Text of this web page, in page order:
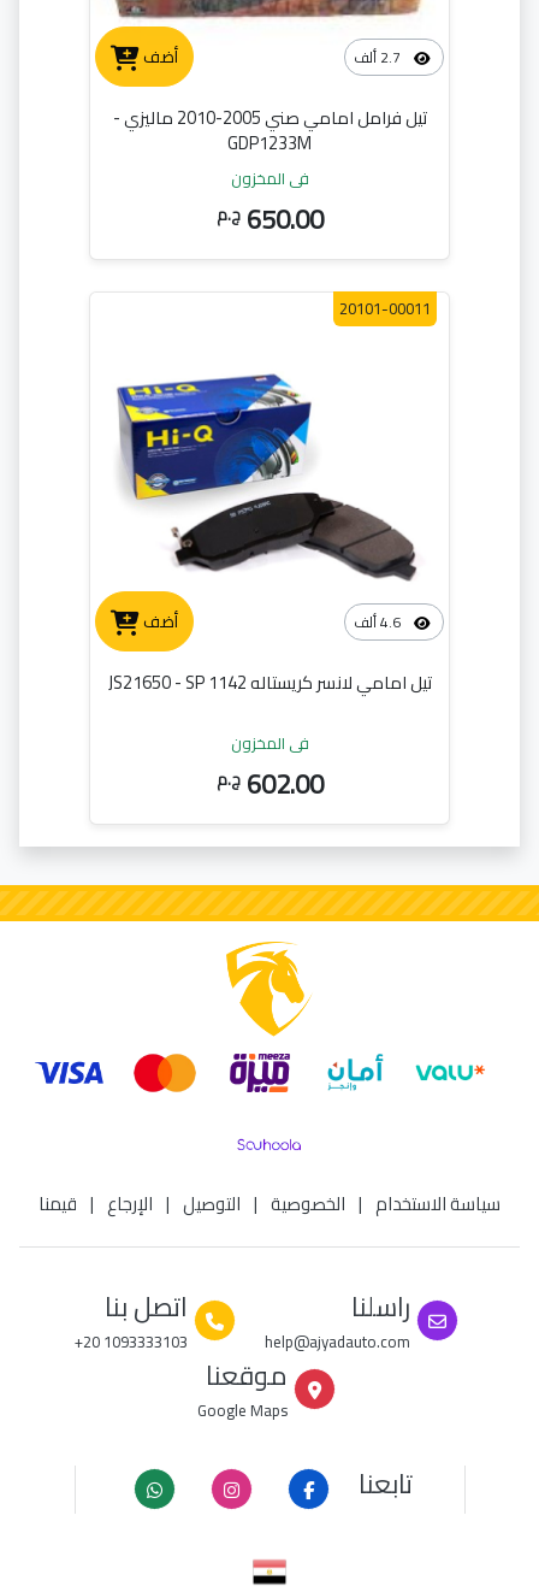
أضف
تيل فرامل امامي صني 2005-2010 ماليزي -
GDP1233M
في المخزون
650.00 ج.م
أضف
20101-00011
تيل امامي لانسر كريستاله JS21650 - SP 1142
في المخزون
602.00 ج.م
سياسة الاستخدام | الخصوصية | التوصيل | الإرجاع | قيمنا
راسلنا
help@ajyadauto.com
اتصل بنا
+20 1093333103
موقعنا
Google Maps
تابعنا